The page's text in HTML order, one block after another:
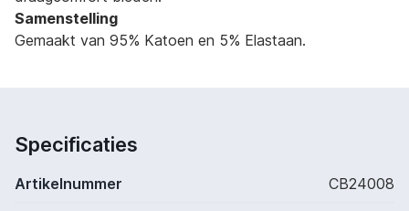
Samenstelling
Gemaakt van 95% Katoen en 5% Elastaan.
Specificaties
Artikelnummer CB24008